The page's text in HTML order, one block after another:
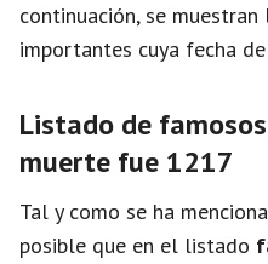
continuación, se
importantes cuya fecha
Listado de
muerte fue 1217
Tal y como se ha
posible que en el listado